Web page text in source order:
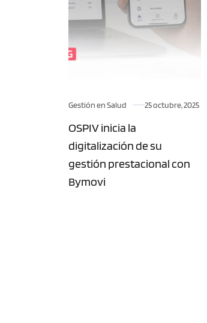
Gestión en Salud 25 octubre, 2025
OSPIV inicia la
digitalización de su
gestión prestacional con
Bymovi